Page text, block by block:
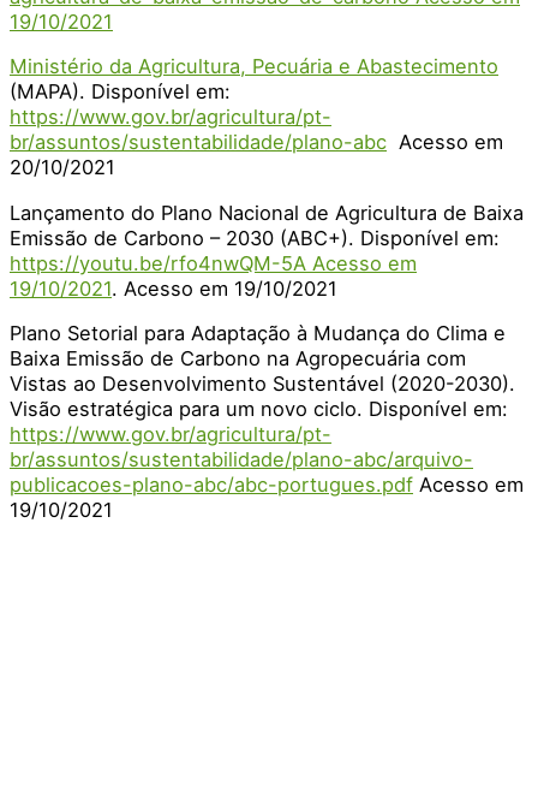
19/10/2021
Ministério da Agricultura, Pecuária e Abastecimento
(MAPA). Disponível em:
https://www.gov.br/agricultura/pt-
br/assuntos/sustentabilidade/plano-abc Acesso em
20/10/2021
Lançamento do Plano Nacional de Agricultura de Baixa
Emissão de Carbono – 2030 (ABC+). Disponível em:
https://youtu.be/rfo4nwQM-5A Acesso em
19/10/2021. Acesso em 19/10/2021
Plano Setorial para Adaptação à Mudança do Clima e
Baixa Emissão de Carbono na Agropecuária com
Vistas ao Desenvolvimento Sustentável (2020-2030).
Visão estratégica para um novo ciclo. Disponível em:
https://www.gov.br/agricultura/pt-
br/assuntos/sustentabilidade/plano-abc/arquivo-
publicacoes-plano-abc/abc-portugues.pdf Acesso em
19/10/2021